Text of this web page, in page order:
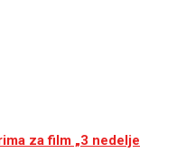
za film „3 nedelje